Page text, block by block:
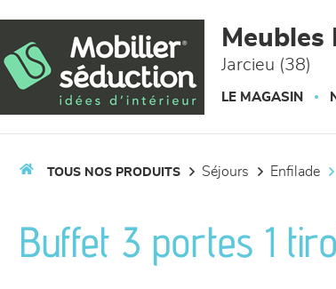
Meubles
Jarcieu (38)
LE MAGASIN
TOUS NOS PRODUITS séjours enfilade
Buffet 3 portes 1